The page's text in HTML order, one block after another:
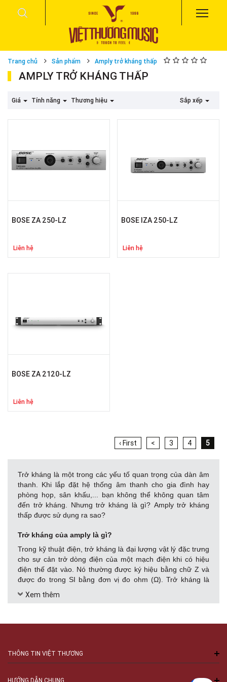
Trang chủ Sản phẩm Amply trở kháng thấp
AMPLY TRỞ KHÁNG THẤP
Giá Tính năng Thương hiệu Sắp xếp
BOSE ZA 250-LZ
Liên hệ
BOSE IZA 250-LZ
Liên hệ
BOSE ZA 2120-LZ
Liên hệ
‹ First < 3 4 5
Trở kháng là một trong các yếu tố quan trọng của dàn âm
thanh. Khi lắp đặt hệ thống âm thanh cho gia đình hay
phòng họp, sân khấu,... bạn không thể không quan tâm
đến trở kháng. Nhưng trở kháng là gì? Amply trở kháng
thấp được sử dụng ra sao?
Trở kháng của amply là gì?
Trong kỹ thuật điện, trở kháng là đại lượng vật lý đặc trưng
cho sự cản trở dòng điện của một mạch điện khi có hiệu
điện thế đặt vào. Nó thường được ký hiệu bằng chữ Z và
được đo trong SI bằng đơn vị đo ohm (Ω). Trở kháng là
khái niệm mở rộng của điện trở cho dòng điện xoay chiều,
chứa thêm thông tin về độ lệch pha.
thấp thì amply sẽ rơi vào trạng thái bị quá tải và cháy, bất
chấp bạn đã đạt điều kiện là công suất amply lớn hơn công
Xem thêm
THÔNG TIN VIỆT THƯƠNG
HƯỚNG DẪN CHUNG